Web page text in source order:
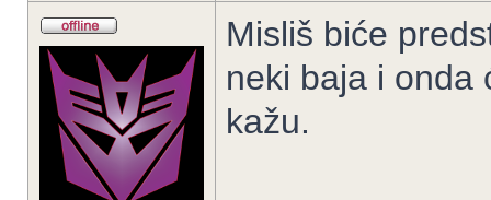
Misliš biće
neki baja i onda
kažu.